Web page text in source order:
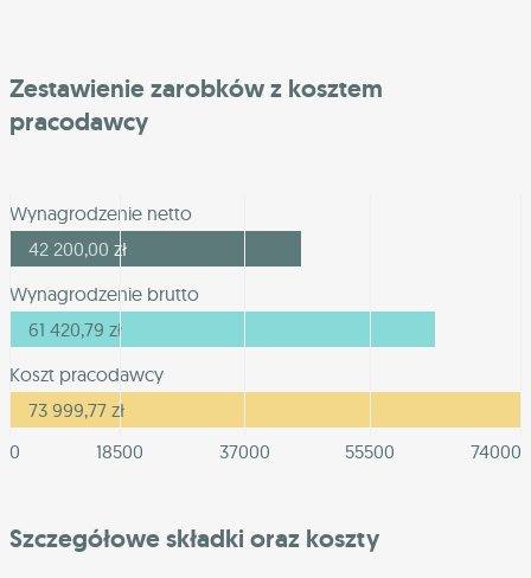
Zestawienie zarobków z kosztem
pracodawcy
Wynagrodzenie netto
42 200,00 zł
Wynagrodzenie brutto
61 420,79 zł
Koszt pracodawcy
73 999,77 zł
0
18500 37000 55500 74000
Szczegółowe składki oraz koszty